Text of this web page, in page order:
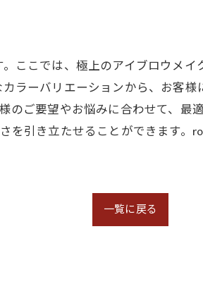
ここでは、極上のアイブロウメ
ラーバリエーションから、お客
のご要望やお悩みに合わせて、
を引き立たせることができます
一覧に戻る